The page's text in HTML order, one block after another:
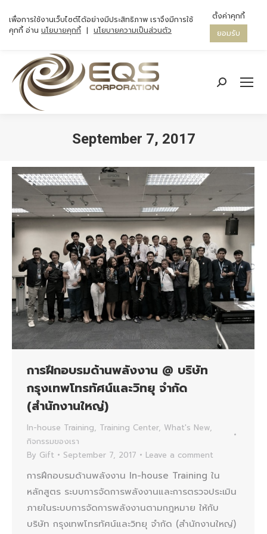
Search:
September 7, 2017
การฝึกอบรมด้านพลังงาน @ บริษัท
กรุงเทพโทรทัศน์และวิทยุ จำกัด
(สำนักงานใหญ่)
In-house Training, Training Center, What's New,
กิจกรรมของเรา
By Gift September 7, 2017 Leave a comment
การฝึกอบรมด้านพลังงาน In-house Training ใน
หลักสูตร ระบบการจัดการพลังงานและการตรวจประเมิน
ภายในระบบการจัดการพลังงานตามกฎหมาย ให้กับ
บริษัท กรุงเทพโทรทัศน์และวิทยุ จำกัด (สำนักงานใหญ่)
เพื่อการใช้งานเว็บไซต์ได้อย่างมีประสิทธิภาพ เราจึงมีการใช้
คุกกี้ อ่าน นโยบายคุกกี้ | นโยบายความเป็นส่วนตัว
ตั้งค่าคุกกี้
ยอมรับ